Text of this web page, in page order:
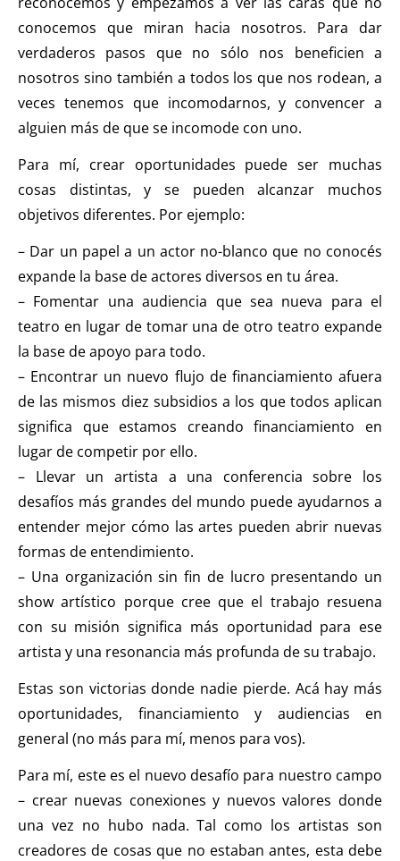
conocemos que miran hacia nosotros. Para dar
verdaderos pasos que no sólo nos beneficien a
nosotros sino también a todos los que nos rodean, a
veces tenemos que incomodarnos, y convencer a
alguien más de que se incomode con uno.
Para mí, crear oportunidades puede ser muchas
cosas distintas, y se pueden alcanzar muchos
objetivos diferentes. Por ejemplo:
– Dar un papel a un actor no-blanco que no conocés
expande la base de actores diversos en tu área.
– Fomentar una audiencia que sea nueva para el
teatro en lugar de tomar una de otro teatro expande
la base de apoyo para todo.
– Encontrar un nuevo flujo de financiamiento afuera
de las mismos diez subsidios a los que todos aplican
significa que estamos creando financiamiento en
lugar de competir por ello.
– Llevar un artista a una conferencia sobre los
desafíos más grandes del mundo puede ayudarnos a
entender mejor cómo las artes pueden abrir nuevas
formas de entendimiento.
– Una organización sin fin de lucro presentando un
show artístico porque cree que el trabajo resuena
con su misión significa más oportunidad para ese
artista y una resonancia más profunda de su trabajo.
Estas son victorias donde nadie pierde. Acá hay más
oportunidades, financiamiento y audiencias en
general (no más para mí, menos para vos).
Para mí, este es el nuevo desafío para nuestro campo
– crear nuevas conexiones y nuevos valores donde
una vez no hubo nada. Tal como los artistas son
creadores de cosas que no estaban antes, esta debe